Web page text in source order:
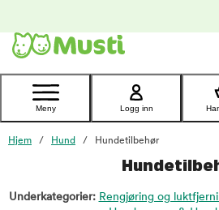
Kontakt
kundeservice
Meny Logg inn
Hjem Hund Hundetilbehør
Underkategorier: Rengjøring og